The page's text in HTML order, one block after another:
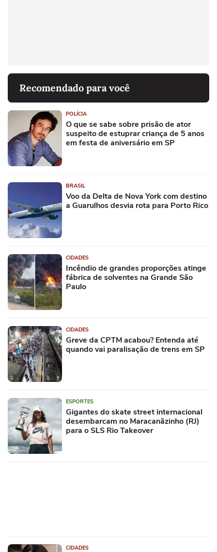
Recomendado para você
POLÍCIA
O que se sabe sobre prisão de ator
suspeito de estuprar criança de 5 anos
em festa de aniversário em SP
BRASIL
Voo da Delta de Nova York com destino
a Guarulhos desvia rota para Porto Rico
CIDADES
Incêndio de grandes proporções atinge
fábrica de solventes na Grande São
Paulo
CIDADES
Greve da CPTM acabou? Entenda até
quando vai paralisação de trens em SP
ESPORTES
Gigantes do skate street internacional
desembarcam no Maracanãzinho (RJ)
para o SLS Rio Takeover
CIDADES